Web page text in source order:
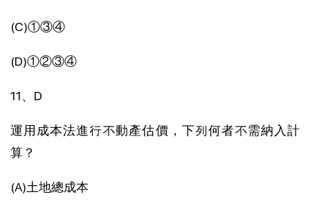
(C)①③④
(D)①②③④
11、D
運用成本法進行不動產估價，下列何者不需納入計
算？
(A)土地總成本